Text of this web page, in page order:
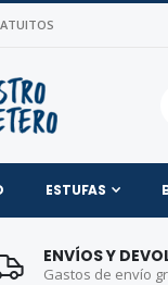
ESTUFAS
ENVÍOS Y
Gastos de envío